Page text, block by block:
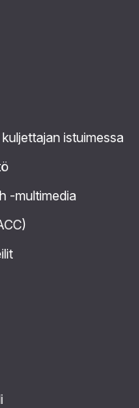
istuimessa
-multimedia